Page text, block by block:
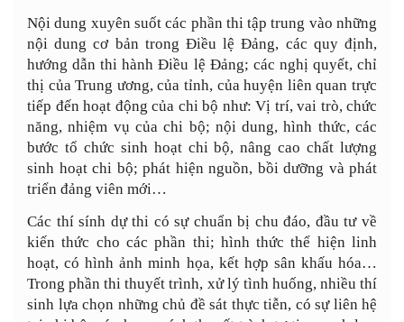
Nội dung xuyên suốt các phần thi tập trung vào những
nội dung cơ bản trong Điều lệ Đảng, các quy định,
hướng dẫn thi hành Điều lệ Đảng; các nghị quyết, chỉ
thị của Trung ương, của tỉnh, của huyện liên quan trực
tiếp đến hoạt động của chi bộ như: Vị trí, vai trò, chức
năng, nhiệm vụ của chi bộ; nội dung, hình thức, các
bước tổ chức sinh hoạt chi bộ, nâng cao chất lượng
sinh hoạt chi bộ; phát hiện nguồn, bồi dưỡng và phát
triển đảng viên mới…
Các thí sính dự thi có sự chuẩn bị chu đáo, đầu tư về
kiến thức cho các phần thi; hình thức thể hiện linh
hoạt, có hình ảnh minh họa, kết hợp sân khấu hóa…
Trong phần thi thuyết trình, xử lý tình huống, nhiều thí
sinh lựa chọn những chủ đề sát thực tiễn, có sự liên hệ